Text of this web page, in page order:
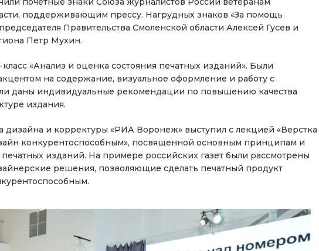
поддерживающим прессу. Нагрудных знаков «За помощь
Правительства Смоленской области Алексей Гусев и
Петр Мухин.
«Анализ и оценка состояния печатных изданий». Были
на содержание, визуальное оформление и работу с
даны индивидуальные рекомендации по повышению качества
издания.
дизайна и корректуры «РИА Воронеж» выступил с лекцией «Верстка
конкурентоспособным», посвященной основным принципам и
изданий. На примере российских газет были рассмотрены
решения, позволяющие сделать печатный продукт